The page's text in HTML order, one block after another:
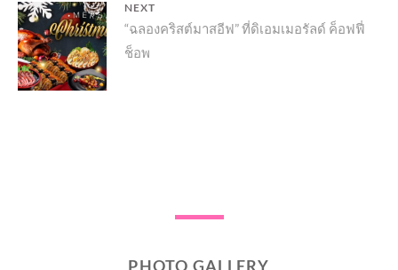
NEXT
Next
post:
“ฉลองคริสต์มาสอีฟ” ที่ดิเอมเมอรัลด์ ค็อฟฟี่
ช็อพ
PHOTO GALLERY